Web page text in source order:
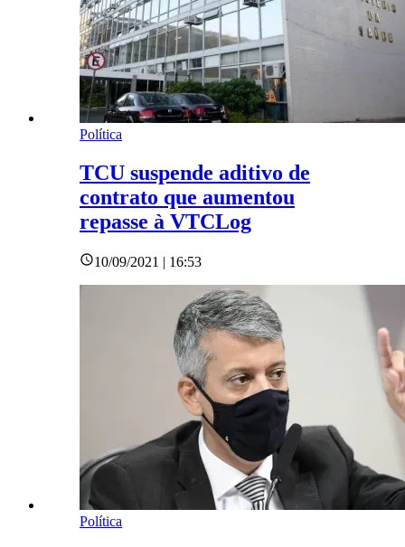
Política
TCU suspende aditivo de
contrato que aumentou
repasse à VTCLog
10/09/2021 | 16:53
Política